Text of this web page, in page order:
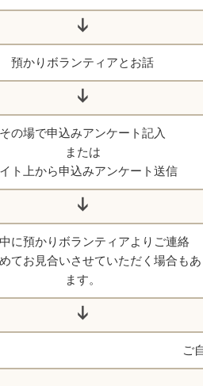
預かりボランティアとお話
その場で申込みアンケート記入
または
ト上から申込みアンケート送信
に預かりボランティアよりご連絡
てお見合いさせていただく場合もあ
ます。
ご